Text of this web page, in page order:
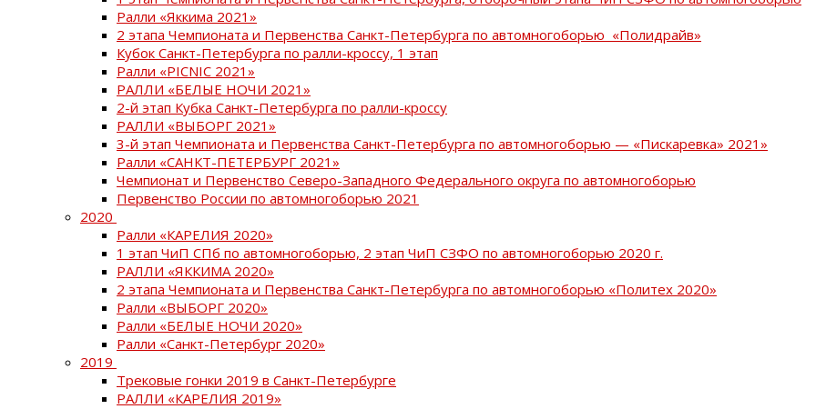
Ралли «Яккима 2021»
2 этапа Чемпионата и Первенства Санкт-Петербурга по автомногоборью «Полидрайв»
Кубок Санкт-Петербурга по ралли-кроссу, 1 этап
Ралли «PICNIC 2021»
РАЛЛИ «БЕЛЫЕ НОЧИ 2021»
2-й этап Кубка Санкт-Петербурга по ралли-кроссу
РАЛЛИ «ВЫБОРГ 2021»
3-й этап Чемпионата и Первенства Санкт-Петербурга по автомногоборью — «Пискаревка» 2021»
Ралли «САНКТ-ПЕТЕРБУРГ 2021»
Чемпионат и Первенство Северо-Западного Федерального округа по автомногоборью
Первенство России по автомногоборью 2021
2020
Ралли «КАРЕЛИЯ 2020»
1 этап ЧиП СПб по автомногоборью, 2 этап ЧиП СЗФО по автомногоборью 2020 г.
РАЛЛИ «ЯККИМА 2020»
2 этапа Чемпионата и Первенства Санкт-Петербурга по автомногоборью «Политех 2020»
Ралли «ВЫБОРГ 2020»
Ралли «БЕЛЫЕ НОЧИ 2020»
Ралли «Санкт-Петербург 2020»
2019
Трековые гонки 2019 в Санкт-Петербурге
РАЛЛИ «КАРЕЛИЯ 2019»